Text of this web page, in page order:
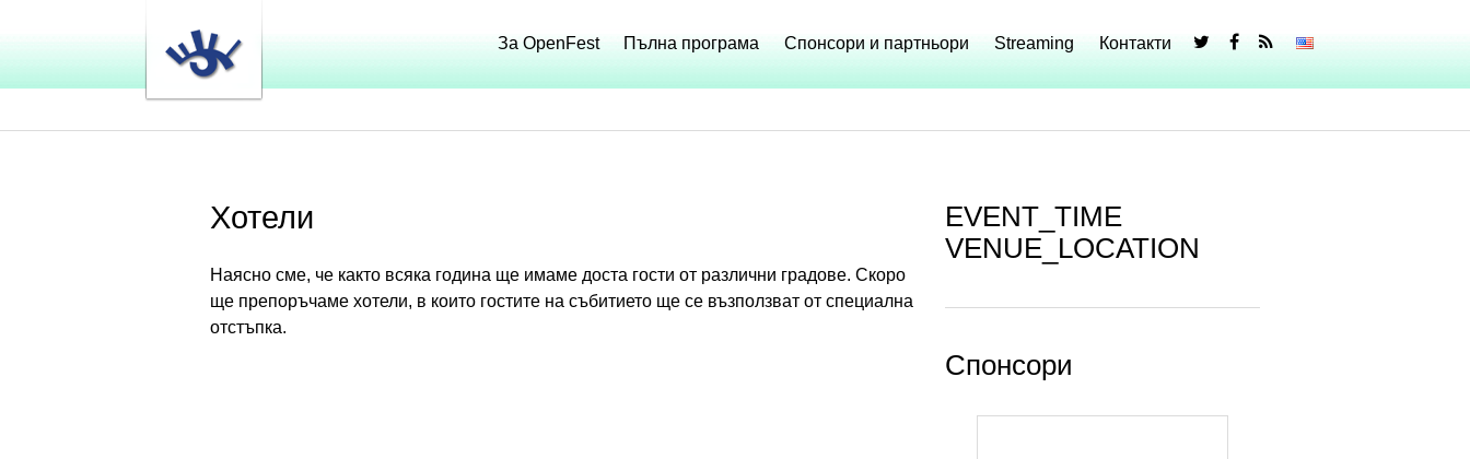
За OpenFest Пълна програма Спонсори и партньори Streaming Контакти
Хотели
Наясно сме, че както всяка година ще имаме доста гости от различни градове. Скоро
ще препоръчаме хотели, в които гостите на събитието ще се възползват от специална
отстъпка.
EVENT_TIME
VENUE_LOCATION
Спонсори